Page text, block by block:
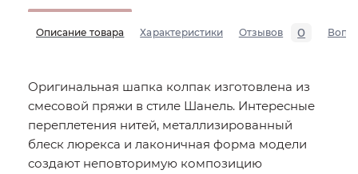
Описание товара Характеристики Отзывов 0
Оригинальная шапка колпак изготовлена из
смесовой пряжи в стиле Шанель. Интересные
переплетения нитей, металлизированный
блеск люрекса и лаконичная форма модели
создают неповторимую композицию